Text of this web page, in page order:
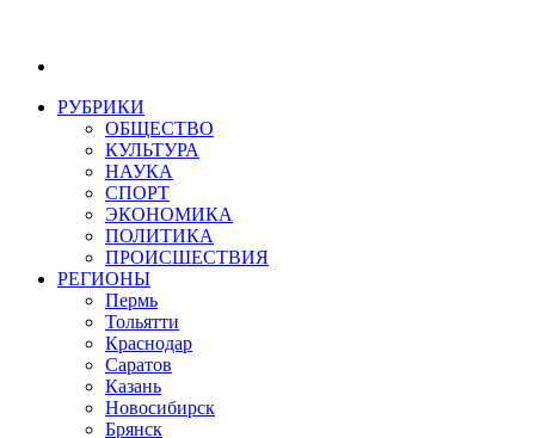
РУБРИКИ
ОБЩЕСТВО
КУЛЬТУРА
НАУКА
СПОРТ
ЭКОНОМИКА
ПОЛИТИКА
ПРОИСШЕСТВИЯ
РЕГИОНЫ
Пермь
Тольятти
Краснодар
Саратов
Казань
Новосибирск
Брянск